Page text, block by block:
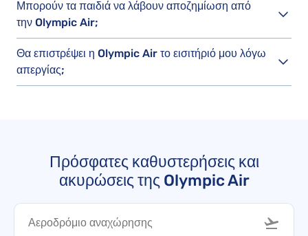
Μπορούν τα παιδιά να λάβουν αποζημίωση από
την Olympic Air;
Θα επιστρέψει η Olympic Air το εισιτήριό μου λόγω
απεργίας;
Πρόσφατες καθυστερήσεις και
ακυρώσεις της Olympic Air